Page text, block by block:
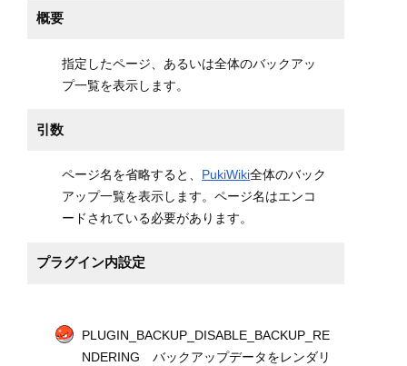
概要
指定したページ、あるいは全体のバックアッ
プ一覧を表示します。
引数
ページ名を省略すると、 PukiWiki全体のバック
アップ一覧を表示します。ページ名はエンコ
ードされている必要があります。
プラグイン内設定
PLUGIN_BACKUP_DISABLE_BACKUP_RE
NDERING バックアップデータをレンダリ